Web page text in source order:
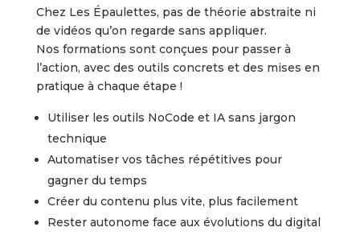
Chez Les Épaulettes, pas de théorie abstraite ni
de vidéos qu’on regarde sans appliquer.
Nos formations sont conçues pour passer à
l’action, avec des outils concrets et des mises en
pratique à chaque étape !
Utiliser les outils NoCode et IA sans jargon
technique
Automatiser vos tâches répétitives pour
gagner du temps
Créer du contenu plus vite, plus facilement
Rester autonome face aux évolutions du digital